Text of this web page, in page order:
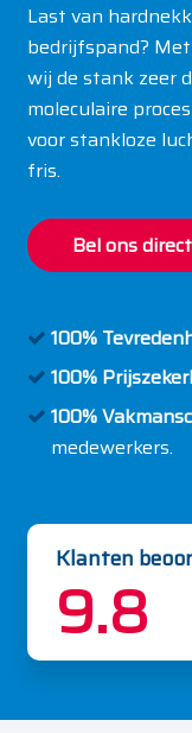
Last van
bedrijfspand?
wij de stank zeer
moleculaire
voor stankloze
fris.
Bel ons direct
100%
100%
100%
medewerkers.
Klanten
9.8